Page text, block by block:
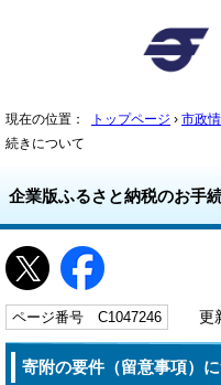
現在の位置： トップページ › 市政
続きについて
企業版ふるさと納税のお手
ページ番号 C1047246 更
寄附の要件（留意事項）